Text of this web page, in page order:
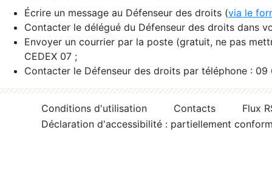
Écrire un message au Défenseur des droits (via le
Contacter le délégué du Défenseur des droits dans
Envoyer un courrier par la poste (gratuit, ne pas
CEDEX 07 ;
Contacter le Défenseur des droits par téléphone :
Conditions d'utilisation Contacts
Flux
Déclaration d'accessibilité : partiellement